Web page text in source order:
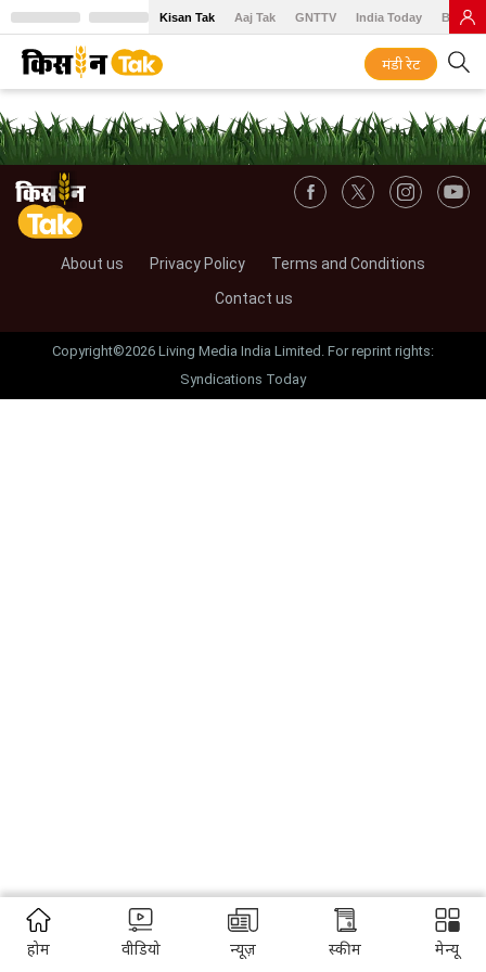
Kisan Tak Aaj Tak GNTTV India Today BT
मंडी रेट
About us Privacy Policy
Terms and Conditions
Contact us
Copyright©2026 Living Media India Limited. For reprint rights:
Syndications Today
होम वीडियो न्यूज़ स्कीम मेन्यू